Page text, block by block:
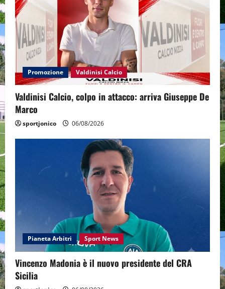
Promozione Valdinisi Calcio
Valdinisi Calcio, colpo in attacco: arriva Giuseppe De
Marco
sportjonico 06/08/2026
Pianeta Arbitri Sport News
Vincenzo Madonia è il nuovo presidente del CRA
Sicilia